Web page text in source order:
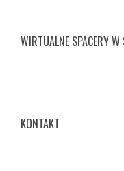
WIRTUALNE SPACERY W
KONTAKT